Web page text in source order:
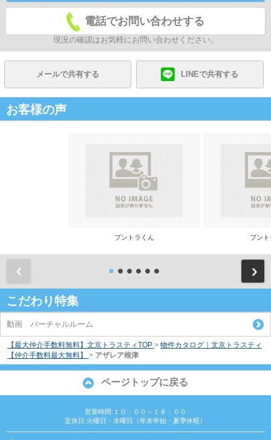
電話でお問い合わせする
現況の確認はお気軽にお問い合わせください。
メールで共有する LINEで共有する
お客様の声
ブントラくん ブン
こだわり特集
動画 バーチャルルーム
【最大仲介手数料無料】文京トラスティTOP > 物件カタログ｜文京トラスティ
【仲介手数料最大無料】
> アザレア根津
ページトップに戻る
営業時間:１０：００～１８：００
定休日:火曜日・水曜日（年末年始・夏季休暇）